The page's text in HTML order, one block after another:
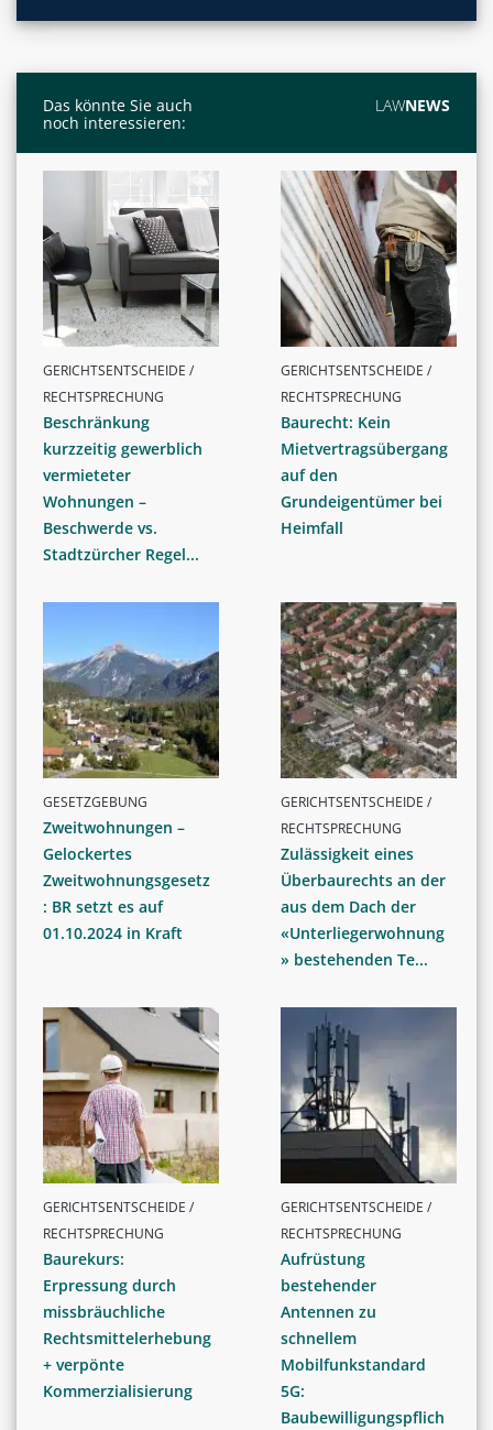
Das könnte Sie auch
noch interessieren:
LAWNEWS
GERICHTSENTSCHEIDE /
RECHTSPRECHUNG
Beschränkung
kurzzeitig gewerblich
vermieteter
Wohnungen –
Beschwerde vs.
Stadtzürcher Regel...
GERICHTSENTSCHEIDE /
RECHTSPRECHUNG
Baurecht: Kein
Mietvertragsübergang
auf den
Grundeigentümer bei
Heimfall
GESETZGEBUNG
Zweitwohnungen –
Gelockertes
Zweitwohnungsgesetz
: BR setzt es auf
01.10.2024 in Kraft
GERICHTSENTSCHEIDE /
RECHTSPRECHUNG
Zulässigkeit eines
Überbaurechts an der
aus dem Dach der
«Unterliegerwohnung
» bestehenden Te...
GERICHTSENTSCHEIDE /
RECHTSPRECHUNG
Baurekurs:
Erpressung durch
missbräuchliche
Rechtsmittelerhebung
+ verpönte
Kommerzialisierung
GERICHTSENTSCHEIDE /
RECHTSPRECHUNG
Aufrüstung
bestehender
Antennen zu
schnellem
Mobilfunkstandard
5G:
Baubewilligungspflich